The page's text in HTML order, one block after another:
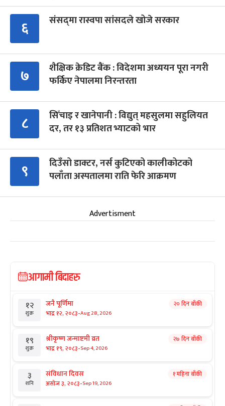
६ संसद्‍मा रास्वपा सांसदले खोजे सरकार
७
शैक्षिक क्रेडिट बैंक : विदेशमा अध्ययन पूरा नगरी
फर्किए नेपालमा निरन्तरता
८
सिँचाइ र खानेपानी : विद्युत् महसुलमा सहुलियत
दर, तर १३ प्रतिशत भ्याटको भार
९
दिउँसो डाक्टर, नर्स कुटिएको कालीकोटको
पलाँता अस्पतालमा राति फेरि आक्रमण
Advertisment
आगामी बिदाहरु
१२
शुक्र
जनै पूर्णिमा
भाद्र १२, २०८३-Aug 28, 2026
२० दिन बाँकी
१९
शुक्र
श्रीकृष्ण जन्माष्टमी व्रत
भाद्र १९, २०८३-Sep 4, 2026
२७ दिन बाँकी
३
शनि
संविधान दिवस
असोज ३, २०८३-Sep 19, 2026
१ महिना बाँकी